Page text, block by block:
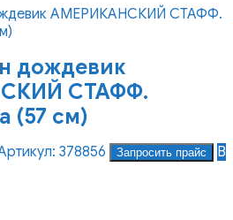
дождевик
СТАФФ.
(57 см)
378856 Запросить прайс
В